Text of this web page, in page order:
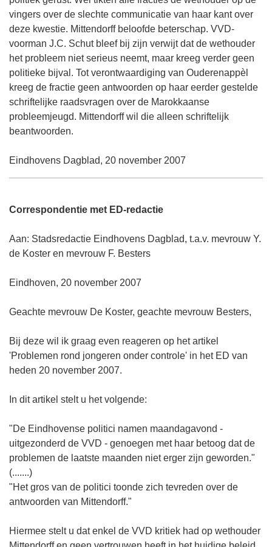
vingers over de slechte communicatie van haar kant over
deze kwestie. Mittendorff beloofde beterschap. VVD-
voorman J.C. Schut bleef bij zijn verwijt dat de wethouder
het probleem niet serieus neemt, maar kreeg verder geen
politieke bijval. Tot verontwaardiging van Ouderenappèl
kreeg de fractie geen antwoorden op haar eerder gestelde
schriftelijke raadsvragen over de Marokkaanse
probleemjeugd. Mittendorff wil die alleen schriftelijk
beantwoorden.
Eindhovens Dagblad, 20 november 2007
Correspondentie met ED-redactie
Aan: Stadsredactie Eindhovens Dagblad, t.a.v. mevrouw Y.
de Koster en mevrouw F. Besters
Eindhoven, 20 november 2007
Geachte mevrouw De Koster, geachte mevrouw Besters,
Bij deze wil ik graag even reageren op het artikel
'Problemen rond jongeren onder controle' in het ED van
heden 20 november 2007.
In dit artikel stelt u het volgende:
"De Eindhovense politici namen maandagavond -
uitgezonderd de VVD - genoegen met haar betoog dat de
problemen de laatste maanden niet erger zijn geworden."
(.......)
"Het gros van de politici toonde zich tevreden over de
antwoorden van Mittendorff."
Hiermee stelt u dat enkel de VVD kritiek had op wethouder